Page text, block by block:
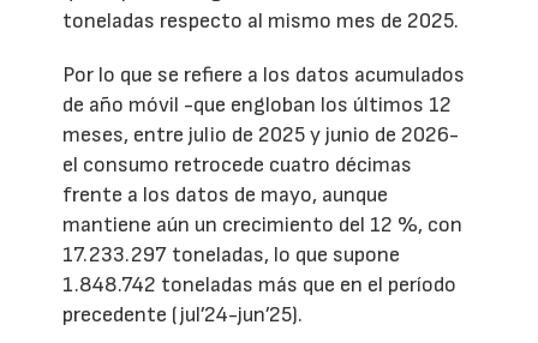
toneladas respecto al mismo mes de 2025.
Por lo que se refiere a los datos acumulados
de año móvil -que engloban los últimos 12
meses, entre julio de 2025 y junio de 2026-
el consumo retrocede cuatro décimas
frente a los datos de mayo, aunque
mantiene aún un crecimiento del 12 %, con
17.233.297 toneladas, lo que supone
1.848.742 toneladas más que en el período
precedente (jul’24-jun’25).